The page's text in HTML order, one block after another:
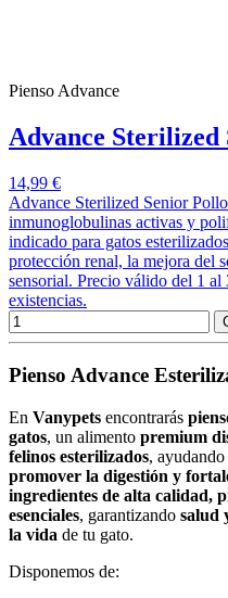
Pienso Advance
Advance Sterilized
14,99 €
Advance Sterilized Senior
inmunoglobulinas activas y
indicado para gatos
protección renal, la mejora del
sensorial. Precio válido del 1 al
existencias.
Pienso Advance
En Vanypets encontrarás
gatos, un alimento premium
felinos esterilizados, ayudando
promover la digestión y
ingredientes de alta calidad,
esenciales, garantizando salud
la vida de tu gato.
Disponemos de: